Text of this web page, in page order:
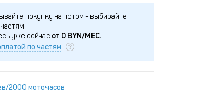
покупку на потом - выбирайте
уже сейчас от 0BYN/МЕС.
по частям
2000 моточасов